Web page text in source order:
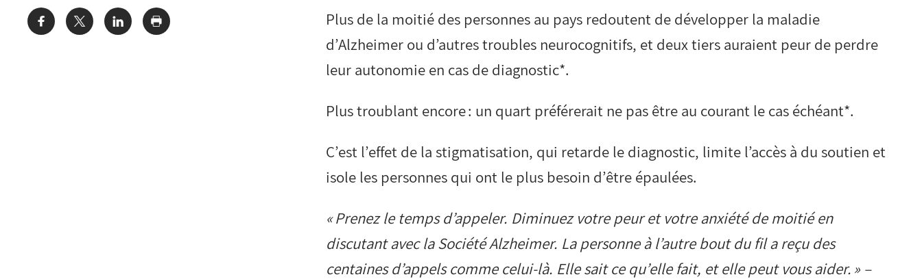
Plus de la moitié des personnes au pays redoutent de développer la maladie
d’Alzheimer ou d’autres troubles neurocognitifs, et deux tiers auraient peur de perdre
leur autonomie en cas de diagnostic*.
Plus troublant encore : un quart préférerait ne pas être au courant le cas échéant*.
C’est l’effet de la stigmatisation, qui retarde le diagnostic, limite l’accès à du soutien et
isole les personnes qui ont le plus besoin d’être épaulées.
« Prenez le temps d’appeler. Diminuez votre peur et votre anxiété de moitié en
discutant avec la Société Alzheimer. La personne à l’autre bout du fil a reçu des
centaines d’appels comme celui-là. Elle sait ce qu’elle fait, et elle peut vous aider. » –
Share: